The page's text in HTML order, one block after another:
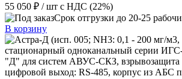
55 050 ₽ / шт с НДС (22%)
Срок отгрузки до 20-25
В корзину